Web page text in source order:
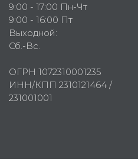
9:00 - 17:00 Пн-Чт
9:00 - 16:00 Пт
Выходной:
Сб.-Вс.
ОГРН 1072310001235
ИНН/КПП 2310121464 /
231001001